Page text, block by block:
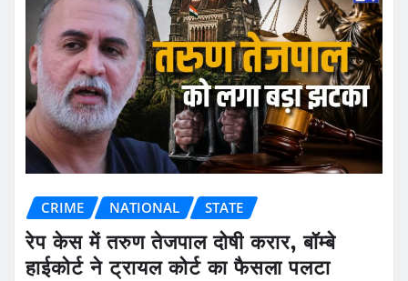
CRIME NATIONAL STATE
रेप केस में तरुण तेजपाल दोषी करार, बॉम्बे
हाईकोर्ट ने ट्रायल कोर्ट का फैसला पलटा